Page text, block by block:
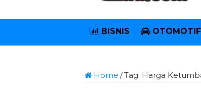
BISNIS OTOMOTIF
Home /Tag: Harga